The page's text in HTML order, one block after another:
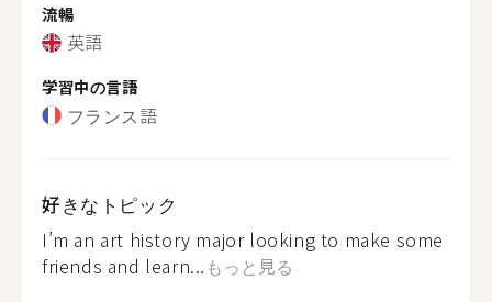
流暢
英語
学習中の言語
フランス語
好きなトピック
I’m an art history major looking to make some
friends and learn... もっと見る